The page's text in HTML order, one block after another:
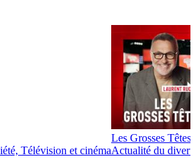
Télévision et cinéma
Les Grosses Têtes
Actualité du